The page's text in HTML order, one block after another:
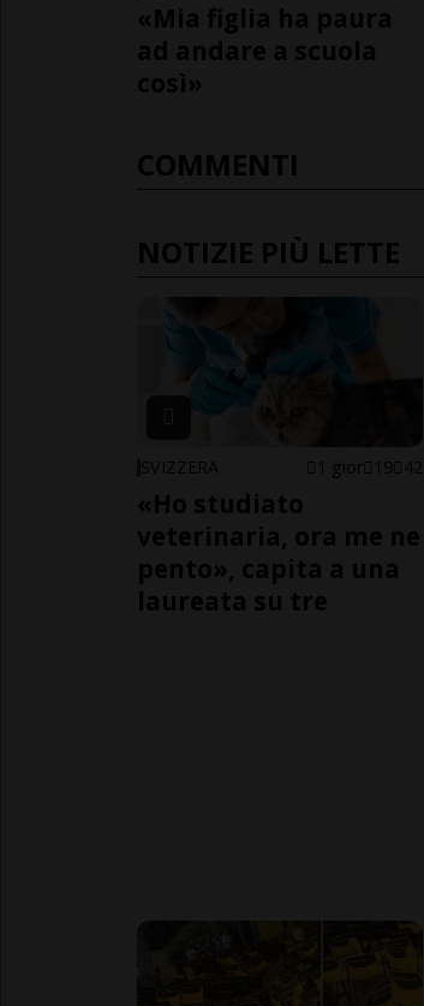
«Mia figlia ha paura
ad andare a scuola
così»
COMMENTI
NOTIZIE PIÙ LETTE
SVIZZERA 1 gior 19 42
«Ho studiato
veterinaria, ora me ne
pento», capita a una
laureata su tre